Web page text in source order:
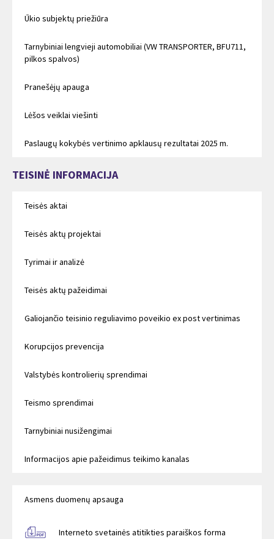
Ūkio subjektų priežiūra
Tarnybiniai lengvieji automobiliai (VW TRANSPORTER, BFU711,
pilkos spalvos)
Pranešėjų apauga
Lėšos veiklai viešinti
Paslaugų kokybės vertinimo apklausų rezultatai 2025 m.
TEISINĖ INFORMACIJA
Teisės aktai
Teisės aktų projektai
Tyrimai ir analizė
Teisės aktų pažeidimai
Galiojančio teisinio reguliavimo poveikio ex post vertinimas
Korupcijos prevencija
Valstybės kontrolierių sprendimai
Teismo sprendimai
Tarnybiniai nusižengimai
Informacijos apie pažeidimus teikimo kanalas
Asmens duomenų apsauga
Interneto svetainės atitikties paraiškos forma